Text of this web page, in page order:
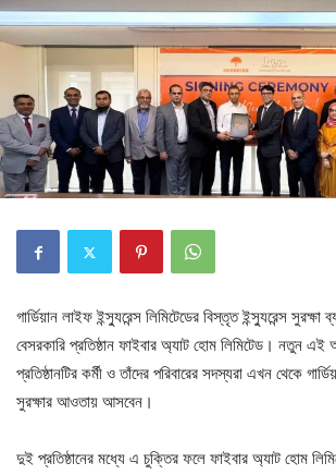
গার্ডিয়ান লাইফ ইন্স্যুরেন্স লিমিটেডের বিস্তৃত ইন্স্যুরেন্স
বেসরকারি প্রতিষ্ঠান ফাইবার অ্যাট হোম লিমিটেড। নতুন এই
প্রতিষ্ঠানটির কর্মী ও তাঁদের পরিবারের সদস্যরা এখন থেকে
সুরক্ষার আওতায় আসবেন।
দুই প্রতিষ্ঠানের মধ্যে এ চুক্তির ফলে ফাইবার অ্যাট হোম